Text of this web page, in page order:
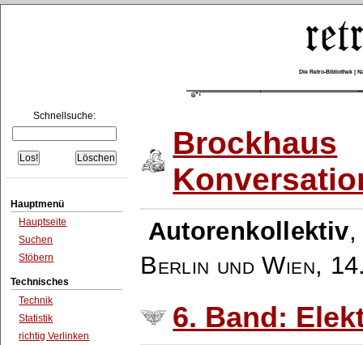
Die Retro-Bibliothek |
Schnellsuche:
Hauptmenü
Hauptseite
Suchen
Stöbern
Technisches
Technik
Statistik
richtig Verlinken
Brockhaus
Autorenkollektiv
Berlin und Wien,
6. Band: